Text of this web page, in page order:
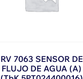
RV 7063 SENSOR DE
FLUJO DE AGUA (A)